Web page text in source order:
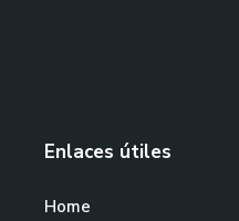
Enlaces útiles
Home